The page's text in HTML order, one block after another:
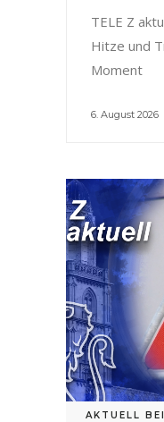
TELE Z
Hitze und
Moment
6. August 2026
AKTUELL